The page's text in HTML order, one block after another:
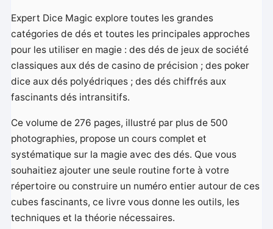
Expert Dice Magic explore toutes les grandes
catégories de dés et toutes les principales approches
pour les utiliser en magie : des dés de jeux de société
classiques aux dés de casino de précision ; des poker
dice aux dés polyédriques ; des dés chiffrés aux
fascinants dés intransitifs.
Ce volume de 276 pages, illustré par plus de 500
photographies, propose un cours complet et
systématique sur la magie avec des dés. Que vous
souhaitiez ajouter une seule routine forte à votre
répertoire ou construire un numéro entier autour de ces
cubes fascinants, ce livre vous donne les outils, les
techniques et la théorie nécessaires.